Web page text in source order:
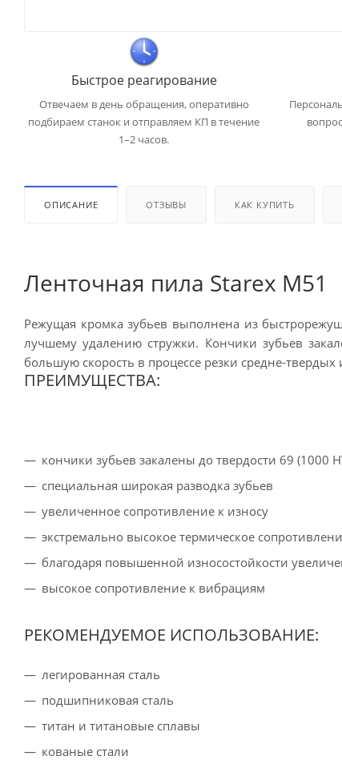
Быстрое реагирование
Отвечаем в день обращения, оперативно
подбираем станок и отправляем КП в течение
1–2 часов.
ОПИСАНИЕ ОТЗЫВЫ КАК КУПИТЬ
Ленточная пила Starex M51
Режущая кромка зубьев выполнена из
лучшему удалению стружки. Кончики зубьев
большую скорость в процессе резки средне-
ПРЕИМУЩЕСТВА:
кончики зубьев закалены до твердости 69 (1000
специальная широкая разводка зубьев
увеличенное сопротивление к износу
экстремально высокое термическое
благодаря повышенной износостойкости
высокое сопротивление к вибрациям
РЕКОМЕНДУЕМОЕ ИСПОЛЬЗОВАНИЕ:
легированная сталь
подшипниковая сталь
титан и титановые сплавы
кованые стали